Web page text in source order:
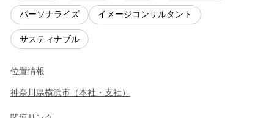
パーソナライズ イメージコンサルタント
サスティナブル
位置情報
神奈川県横浜市 （本社・支社 ）